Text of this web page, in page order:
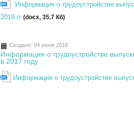
Информация о трудоустройстве
2019 гг (docx, 35.7 Кб)
Создано: 04 июня 2018
Информация о трудоустройстве
в 2017 году
Информация о трудоустройстве